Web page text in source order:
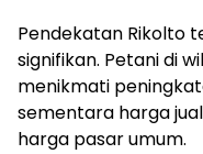
Pendekatan Rikolto
signifikan. Petani di
menikmati
sementara harga
harga pasar umum.